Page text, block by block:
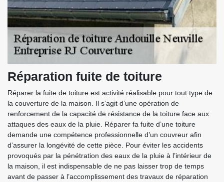
Réparation fuite de toiture
Réparer la fuite de toiture est activité réalisable pour tout type de
la couverture de la maison. Il s’agit d’une opération de
renforcement de la capacité de résistance de la toiture face aux
attaques des eaux de la pluie. Réparer fa fuite d’une toiture
demande une compétence professionnelle d’un couvreur afin
d’assurer la longévité de cette pièce. Pour éviter les accidents
provoqués par la pénétration des eaux de la pluie à l’intérieur de
la maison, il est indispensable de ne pas laisser trop de temps
avant de passer à l’accomplissement des travaux de réparation